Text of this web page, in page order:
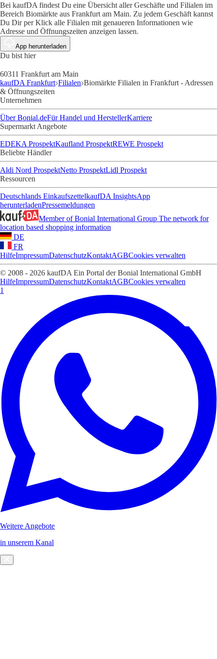
Bei kaufDA findest Du eine Übersicht aller Geschäfte und Filialen im
Bereich Biomärkte aus Frankfurt am Main. Zu jedem Geschäft kannst
Du Dir per Klick alle Filialen mit genaueren Informationen wie
Adresse und Öffnungszeiten anzeigen lassen.
App herunterladen
Du bist hier
60311 Frankfurt am Main
kaufDA Frankfurt Filialen Biomärkte Filialen in Frankfurt - Adressen
& Öffnungszeiten
Unternehmen
Über Bonial.deFür Handel und HerstellerKarriere
Supermarkt Angebote
EDEKA ProspektKaufland ProspektREWE Prospekt
Beliebte Händler
Aldi Nord ProspektNetto ProspektLidl Prospekt
Ressourcen
Deutschlands EinkaufszettelkaufDA InsightsApp
herunterladenPressemeldungen
Member of Bonial International Group The network for
location based shopping information
DE
FR
HilfeImpressumDatenschutzKontaktAGBCookies verwalten
© 2008 - 2026 kaufDA Ein Portal der Bonial International GmbH
HilfeImpressumDatenschutzKontaktAGBCookies verwalten
1
Weitere Angebote
in unserem Kanal